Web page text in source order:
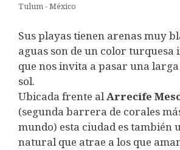
Tulum - México
Sus playas tienen arenas muy
aguas son de un color turquesa
que nos invita a pasar una
sol.
Ubicada frente al Arrecife
(segunda barrera de corales
mundo) esta ciudad es también
natural que atrae a los que